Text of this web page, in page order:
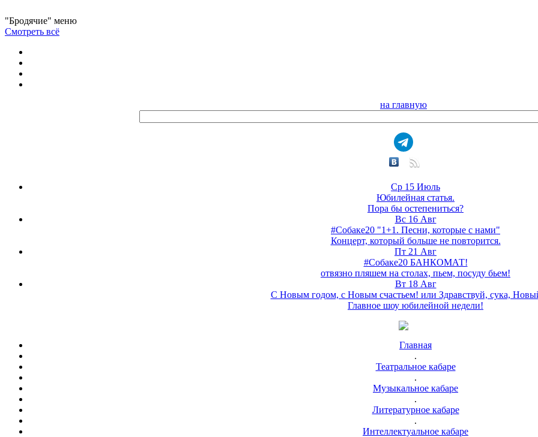
"Бродячие" меню
Смотреть всё
на главную
Ср 15 Июль
Юбилейная статья.
Пора бы остепениться?
Вс 16 Авг
#Собаке20 "1+1. Песни, которые с нами"
Концерт, который больше не повторится.
Пт 21 Авг
#Собаке20 БАНКОМАТ!
отвязно пляшем на столах, пьем, посуду бьем!
Вт 18 Авг
С Новым годом, с Новым счастьем! или Здравствуй, сука,
Главное шоу юбилейной недели!
Главная
.
Театральное кабаре
.
Музыкальное кабаре
.
Литературное кабаре
.
Интеллектуальное кабаре